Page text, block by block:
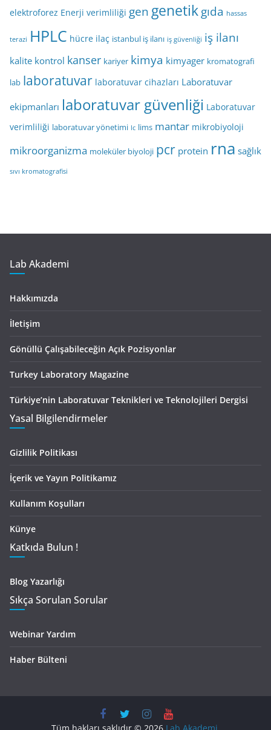
elektroforez Enerji verimliliği gen genetikgıda hassas
terazi HPLC hücre ilaç istanbul iş ilanı iş güvenliği iş ilanı
kalite kontrol kanser kariyer kimya kimyager kromatografi
lab laboratuvar laboratuvar cihazları Laboratuvar
ekipmanları laboratuvar güvenliği Laboratuvar
verimliliği laboratuvar yönetimi lc lims mantar mikrobiyoloji
mikroorganizma moleküler biyoloji pcr protein rna sağlık
sıvı kromatografisi
Lab Akademi
Hakkımızda
İletişim
Gönüllü Çalışabileceğin Açık Pozisyonlar
Turkey Laboratory Magazine
Türkiye’nin Laboratuvar Teknikleri ve Teknolojileri Dergisi
Yasal Bilgilendirmeler
Gizlilik Politikası
İçerik ve Yayın Politikamız
Kullanım Koşulları
Künye
Katkıda Bulun !
Blog Yazarlığı
Sıkça Sorulan Sorular
Webinar Yardım
Haber Bülteni